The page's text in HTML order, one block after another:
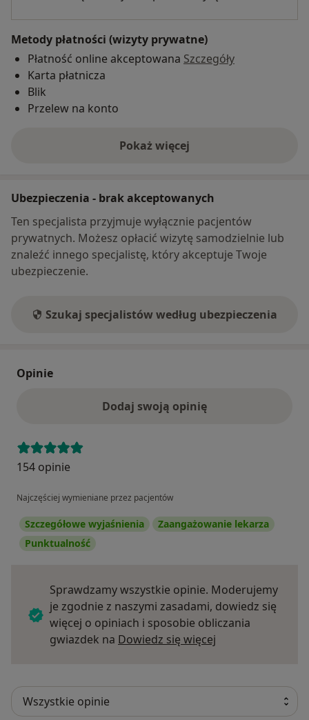
Metody płatności (wizyty prywatne)
Płatność online akceptowana Szczegóły
Karta płatnicza
Blik
Przelew na konto
Pokaż więcej
o adresie
Ubezpieczenia - brak akceptowanych
Ten specjalista przyjmuje wyłącznie pacjentów
prywatnych. Możesz opłacić wizytę samodzielnie lub
znaleźć innego specjalistę, który akceptuje Twoje
ubezpieczenie.
Szukaj specjalistów według ubezpieczenia
Opinie
Dodaj swoją opinię
154 opinie
Najczęściej wymieniane przez pacjentów
Szczegółowe wyjaśnienia
Zaangażowanie lekarza
Punktualność
Sprawdzamy wszystkie opinie. Moderujemy
je zgodnie z naszymi zasadami, dowiedz się
więcej o opiniach i sposobie obliczania
gwiazdek na Dowiedz się więcej